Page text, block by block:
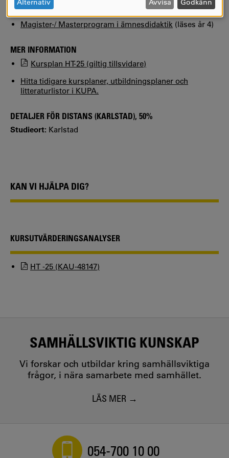
KURSEN INGÅR I FÖLJANDE PROGRAM
Magister-/ Masterprogram i ämnesdidaktik (läses år 4)
MER INFORMATION
Kursplan HT-25 (giltig tillsvidare)
Hitta tidigare kursplaner, utbildningsplaner och
litteraturlistor i KUPA.
DETALJER FÖR DISTANS (KARLSTAD), 50%
Studieort: Karlstad
KAN VI HJÄLPA DIG?
KURSUTVÄRDERINGSANALYSER
HT -25 (KAU-48147)
SAMHÄLLSVIKTIG KUNSKAP
Vi forskar och utbildar kring samhällsviktiga
frågor, i nära samarbete med samhället.
LÄS MER
054-700 10 00
COOKIES
Alternativ Avvisa Godkänn